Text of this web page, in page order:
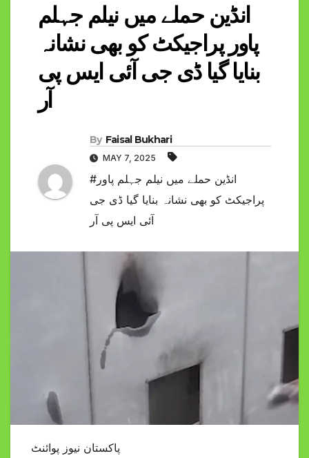
انڈین حملے میں نیلم جہلم
پاور پراجیکٹ کو بھی نشانہ
بنایا گیا ڈی جی آئی ایس پی
آر
By Faisal Bukhari
MAY 7, 2025
#انڈین حملے میں نیلم جہلم پاور
پراجیکٹ کو بھی نشانہ بنایا گیا ڈی جی
آئی ایس پی آر
پاکستان نیوز پوائنٹ